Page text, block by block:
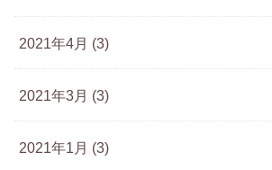
2021年4月 (3)
2021年3月 (3)
2021年1月 (3)